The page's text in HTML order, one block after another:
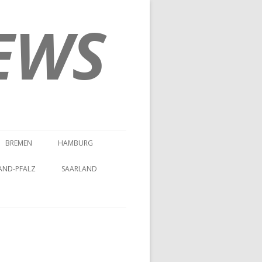
BREMEN HAMBURG
PFALZ SAARLAND